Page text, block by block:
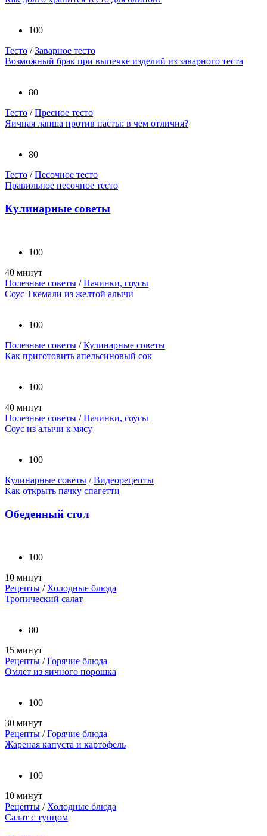
100
Тесто /Заварное тесто
Возможный брак при выпечке изделий из заварного теста
80
Тесто /Пресное тесто
Яичная лапша против пасты: в чем отличия?
80
Тесто /Песочное тесто
Правильное песочное тесто
Кулинарные советы
100
40 минут
Полезные советы /Начинки, соусы
Соус Ткемали из желтой алычи
100
Полезные советы /Кулинарные советы
Как приготовить апельсиновый сок
100
40 минут
Полезные советы /Начинки, соусы
Соус из алычи к мясу
100
Кулинарные советы /Видеорецепты
Как открыть пачку спагетти
Обеденный стол
100
10 минут
Рецепты / Холодные блюда
Тропический салат
80
15 минут
Рецепты /Горячие блюда
Омлет из яичного порошка
100
30 минут
Рецепты /Горячие блюда
Жареная капуста и картофель
100
10 минут
Рецепты / Холодные блюда
Салат с тунцом